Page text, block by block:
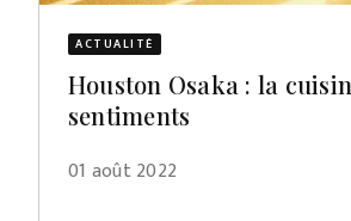
ACTUALITÉ
Houston Osaka : la
sentiments
01 août 2022